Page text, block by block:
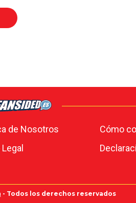
de Nosotros
Cómo
- Todos los derechos reservados